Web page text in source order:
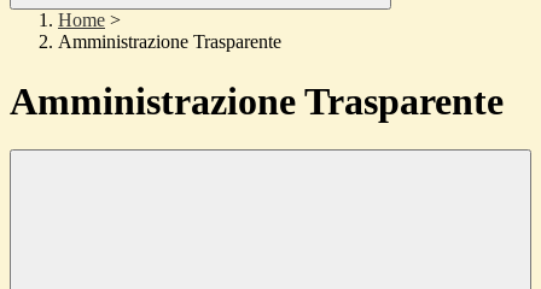
Home >
Amministrazione Trasparente
Amministrazione Trasparente